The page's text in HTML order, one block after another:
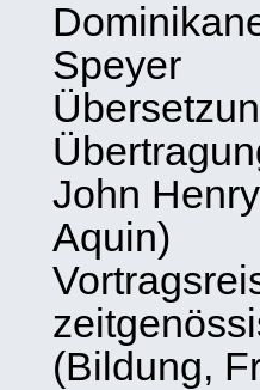
Speyer
John
Aquin)
(Bildung,